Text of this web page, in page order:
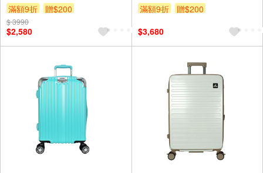
滿額9折
贈$200
$ 3990
$2,580
滿額9折
贈$200
$3,680